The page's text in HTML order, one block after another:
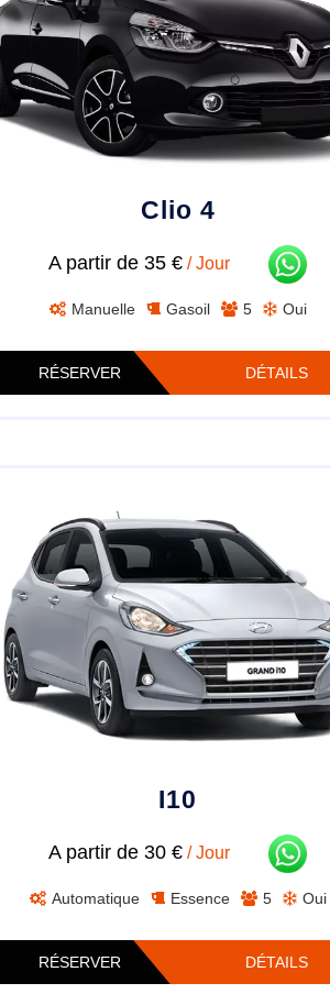
Clio 4
A partir de 35 € / Jour
Manuelle Gasoil 5 Oui
RÉSERVER DÉTAILS
I10
A partir de 30 € / Jour
Automatique Essence 5 Oui
RÉSERVER DÉTAILS